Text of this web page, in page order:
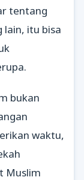
tentang
lain, itu bisa
bukan
waktu,
Muslim